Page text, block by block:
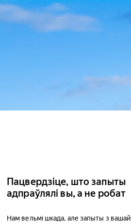
Пацвердзіце, што запыты
адпраўлялі вы, а не робат
Нам вельмі шкада, але запыты з вашай